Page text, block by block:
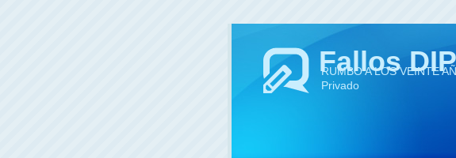
Fallos
RUMBO A LOS VEINTE
Privado